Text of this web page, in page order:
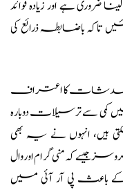
ہے اور زیادہ فوائد
باضابطہ ذرائع کی
خدشات کا اعتراف
سے ترسیلات دوبارہ
انہوں نے یہ بھی
جیسے کہ منی گرام اور وال
کے باعث پی آر آئی میں